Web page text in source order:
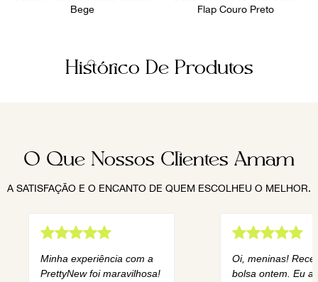
Bege
Flap Couro Preto
Histórico De Produtos
O Que Nossos Clientes Amam
A SATISFAÇÃO E O ENCANTO DE QUEM ESCOLHEU O MELHOR.
Minha experiência com a
PrettyNew foi maravilhosa!
Oi, meninas!
bolsa ontem. Eu